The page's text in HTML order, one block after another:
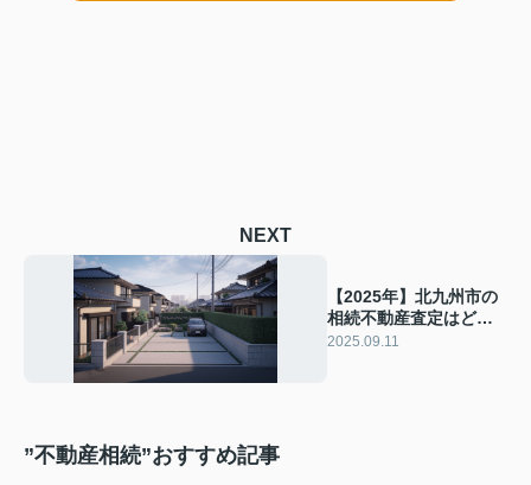
NEXT
【2025年】北九州市の
相続不動産査定はどこ
に依頼するべき？売却
2025.09.11
”不動産相続”おすすめ記事